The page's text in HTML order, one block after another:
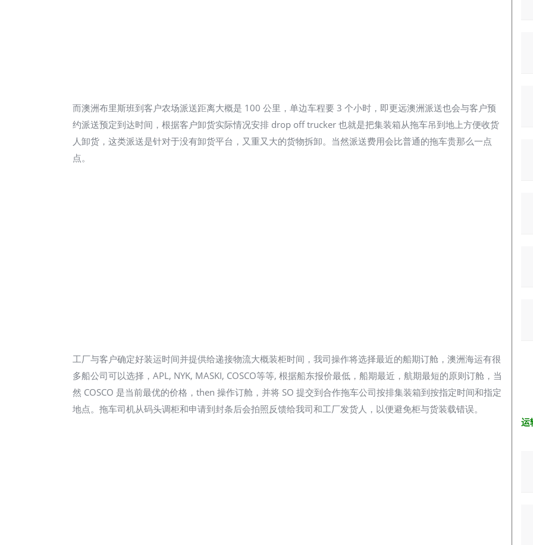
而澳洲布里斯班到客户农场派送距离大概是 100 公里，单边车程要 3 个小时，即更远澳洲派送也会与客户预
约派送预定到达时间，根据客户卸货实际情况安排 drop off trucker 也就是把集装箱从拖车吊到地上方便收货
人卸货，这类派送是针对于没有卸货平台，又重又大的货物拆卸。当然派送费用会比普通的拖车贵那么一点
点。
工厂与客户确定好装运时间并提供给递接物流大概装柜时间，我司操作将选择最近的船期订舱，澳洲海运有很
多船公司可以选择，APL, NYK, MASKI, COSCO等等, 根据船东报价最低，船期最近，航期最短的原则订舱，当
然 COSCO 是当前最优的价格，then 操作订舱，并将 SO 提交到合作拖车公司按排集装箱到按指定时间和指定
地点。拖车司机从码头调柜和申请到封条后会拍照反馈给我司和工厂发货人，以便避免柜与货装载错误。
运